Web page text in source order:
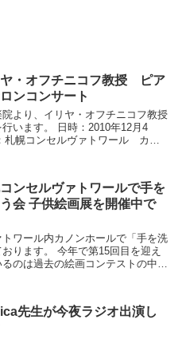
・オフチニコフ教授 ピア
ンコンサート
より、イリヤ・オフチニコフ教授
います。 日時：2010年12月4
幌コンセルヴァトワール カノ
ンセルヴァトワールで手を
会 子供絵画展を開催中で
ワール内カノンホールで「手を洗
ります。 今年で第15回目を迎え
のは過去の絵画コンテストの中か
先生が今夜ラジオ出演し